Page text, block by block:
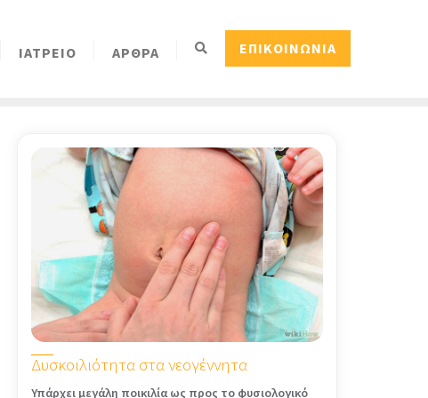
ΙΑΤΡΕΙΟ ΑΡΘΡΑ ΕΠΙΚΟΙΝΩΝΙΑ
Δυσκοιλιότητα στα νεογέννητα
Υπάρχει μεγάλη ποικιλία ως προς το φυσιο­λογικό